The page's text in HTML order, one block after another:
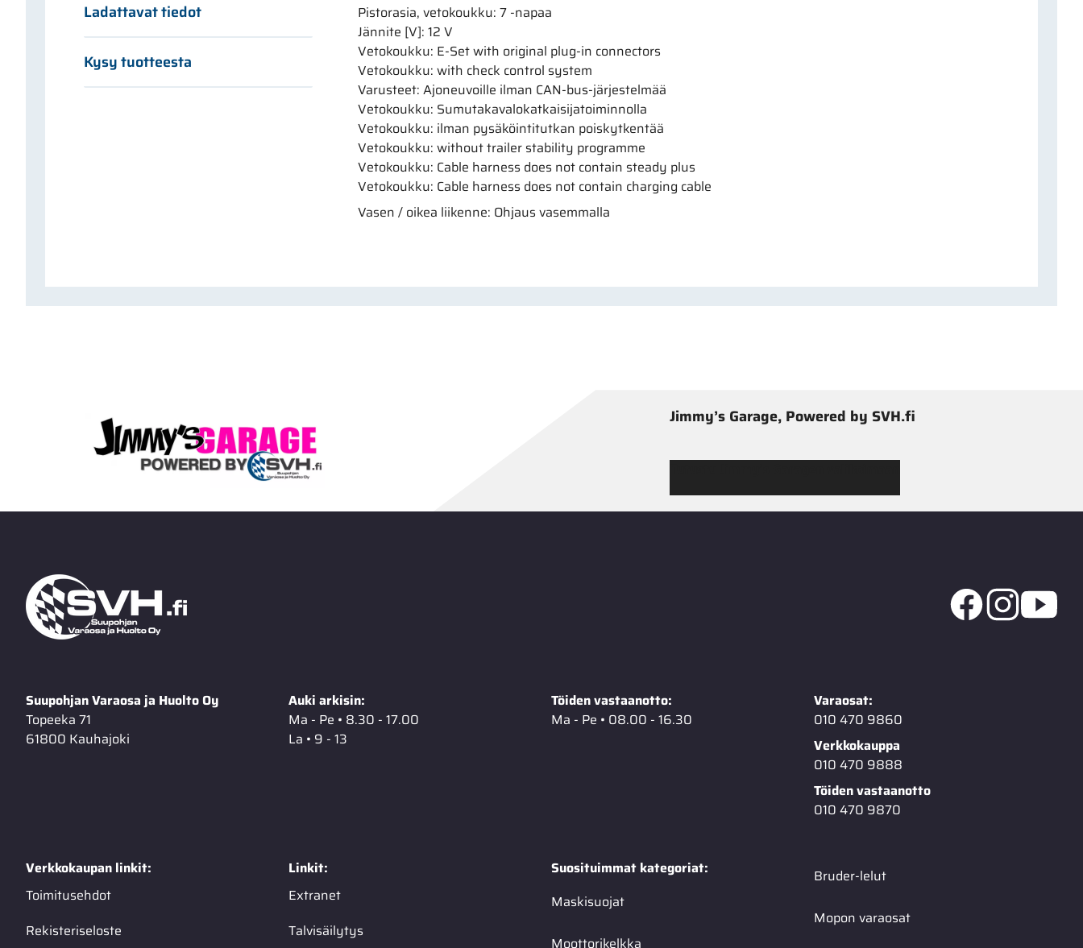
Ladattavat tiedot
Kysy tuotteesta
Pistorasia, vetokoukku: 7 -napaa
Jännite [V]: 12 V
Vetokoukku: E-Set with original plug-in connectors
Vetokoukku: with check control system
Varusteet: Ajoneuvoille ilman CAN-bus-järjestelmää
Vetokoukku: Sumutakavalokatkaisijatoiminnolla
Vetokoukku: ilman pysäköintitutkan poiskytkentää
Vetokoukku: without trailer stability programme
Vetokoukku: Cable harness does not contain steady plus
Vetokoukku: Cable harness does not contain charging cable
Vasen / oikea liikenne: Ohjaus vasemmalla
Jimmy’s Garage, Powered by SVH.fi
Suupohjan Varaosa ja Huolto Oy
Topeeka 71
61800 Kauhajoki
Auki arkisin:
Ma - Pe • 8.30 - 17.00
La • 9 - 13
Töiden vastaanotto:
Ma - Pe • 08.00 - 16.30
Varaosat:
010 470 9860
Verkkokauppa
010 470 9888
Töiden vastaanotto
010 470 9870
Verkkokaupan linkit:
Toimitusehdot
Rekisteriseloste
Linkit:
Extranet
Talvisäilytys
Suosituimmat kategoriat:
Maskisuojat
Moottorikelkka
Bruder-lelut
Mopon varaosat